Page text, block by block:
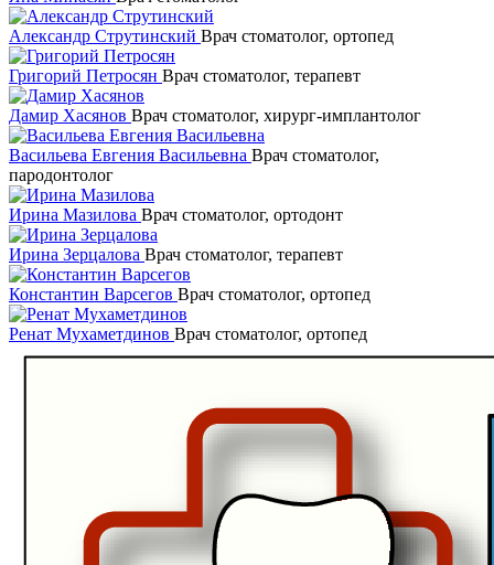
Александр Струтинский Врач стоматолог, ортопед
Григорий Петросян Врач стоматолог, терапевт
Дамир Хасянов Врач стоматолог, хирург-имплантолог
Васильева Евгения Васильевна Врач стоматолог,
пародонтолог
Ирина Мазилова Врач стоматолог, ортодонт
Ирина Зерцалова Врач стоматолог, терапевт
Константин Варсегов Врач стоматолог, ортопед
Ренат Мухаметдинов Врач стоматолог, ортопед